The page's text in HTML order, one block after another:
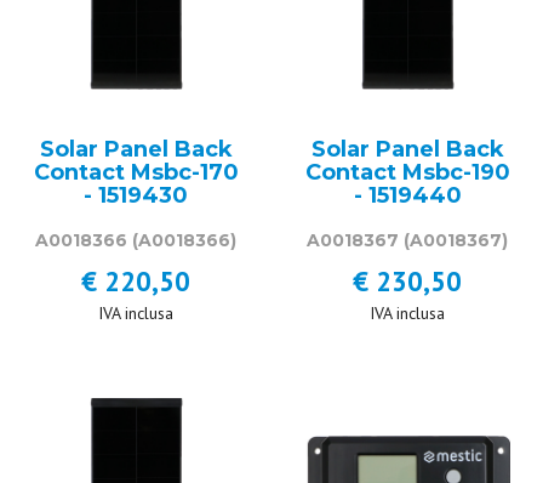
Solar Panel Back
Contact Msbc-170
- 1519430
A0018366 (A0018366)
€ 220,50
IVA inclusa
Solar Panel Back
Contact Msbc-190
- 1519440
A0018367 (A0018367)
€ 230,50
IVA inclusa